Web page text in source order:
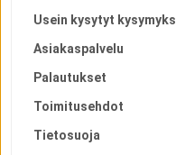
Usein kysytyt
Asiakaspalvelu
Palautukset
Toimitusehdot
Tietosuoja